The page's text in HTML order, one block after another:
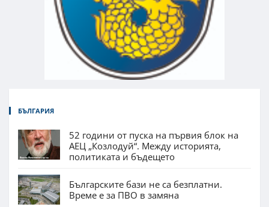
БЪЛГАРИЯ
52 години от пуска на първия блок на
АЕЦ „Козлодуй“. Между историята,
политиката и бъдещето
Българските бази не са безплатни.
Време е за ПВО в замяна